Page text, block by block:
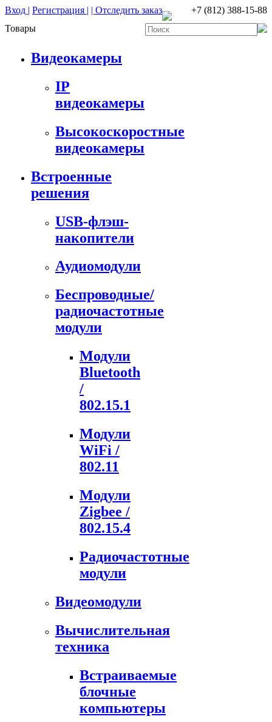
Вход | Регистрация | | Отследить заказ
+7 (812) 388-15-88
Товары
Видеокамеры
IP
видеокамеры
Высокоскоростные
видеокамеры
Встроенные
решения
USB-флэш-
накопители
Аудиомодули
Беспроводные/
радиочастотные
модули
Модули
Bluetooth
/
802.15.1
Модули
WiFi /
802.11
Модули
Zigbee /
802.15.4
Радиочастотные
модули
Видеомодули
Вычислительная
техника
Встраиваемые
блочные
компьютеры